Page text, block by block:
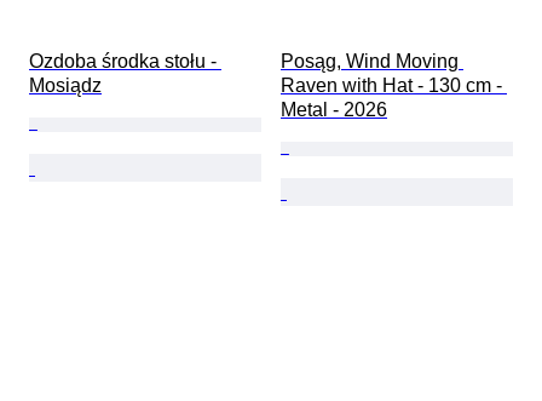
Ozdoba środka stołu -
Mosiądz
Posąg, Wind Moving
Raven with Hat - 130 cm -
Metal - 2026